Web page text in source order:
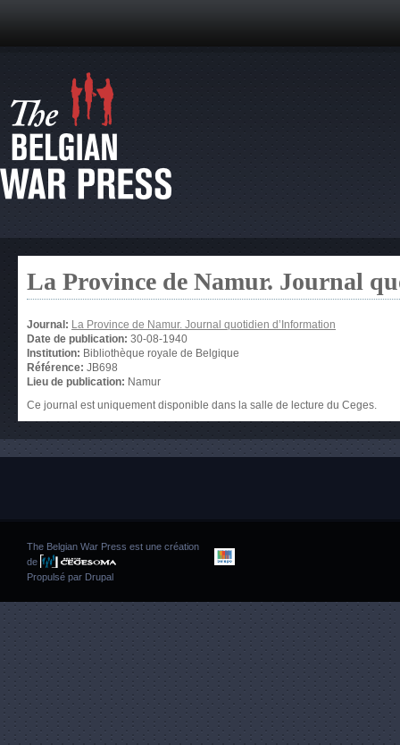
La Province de Namur. Journal
Journal: La Province de Namur. Journal quotidien d’Information
Date de publication: 30-08-1940
Institution: Bibliothèque royale de Belgique
Référence: JB698
Lieu de publication: Namur
Ce journal est uniquement disponible dans la salle de lecture du Ceges.
The Belgian War Press est une création
de
Propulsé par Drupal